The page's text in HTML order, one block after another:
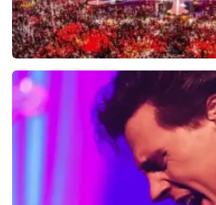
Toppers In Concert
2393+reviews
BEKIJKEN